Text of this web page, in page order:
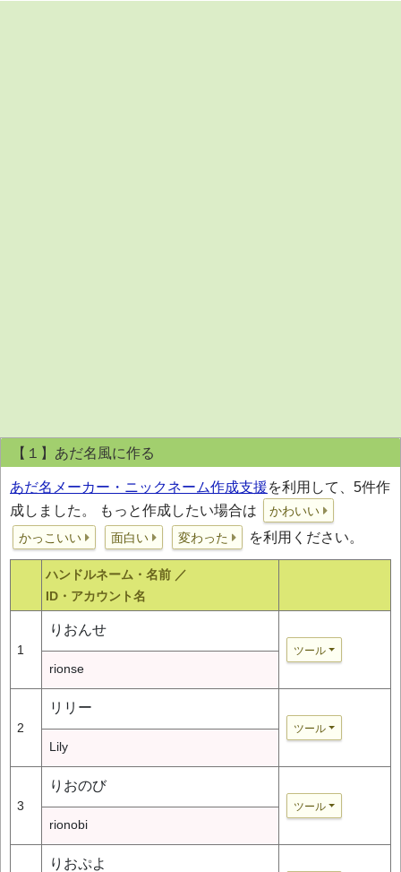
【１】あだ名風に作る
あだ名メーカー・ニックネーム作成支援を利用して、5件作
成しました。 もっと作成したい場合は
かわいい
かっこいい
面白い 変わった を利用ください。
ハンドルネーム・名前 ／
ID・アカウント名
1
りおんせ
ツール
rionse
2
リリー
ツール
Lily
3
りおのび
ツール
rionobi
りおぷよ